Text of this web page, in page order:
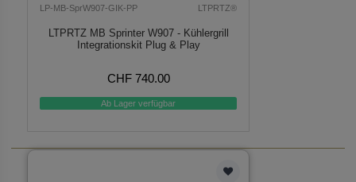
LP-MB-SprW907-GIK-PP LTPRTZ®
LTPRTZ MB Sprinter W907 - Kühlergrill
Integrationskit Plug & Play
CHF 740.00
Ab Lager verfügbar